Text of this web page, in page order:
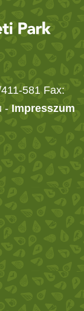
581 Fax:
- Impresszum